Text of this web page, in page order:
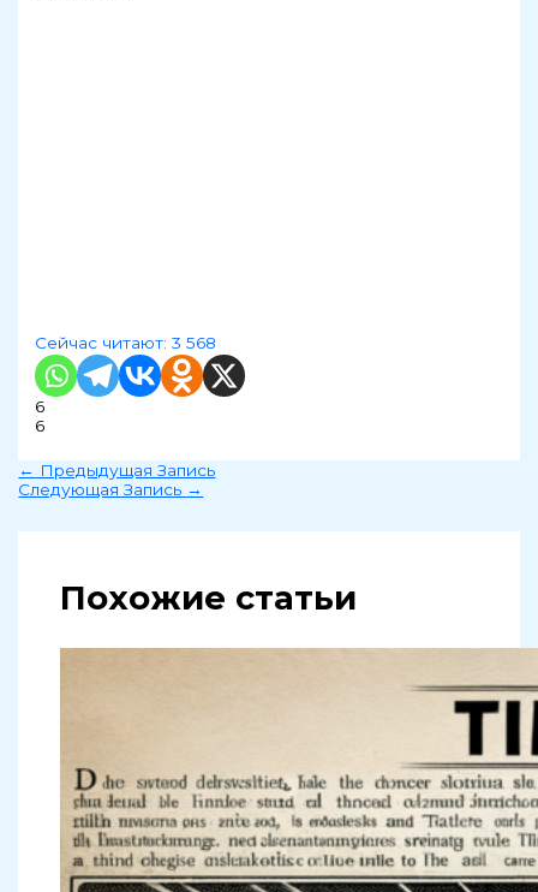
Сейчас читают: 3 568
6
6
← Предыдущая Запись
Следующая Запись →
Похожие статьи